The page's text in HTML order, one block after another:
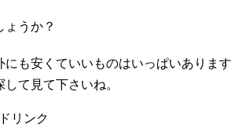
ょうか？
にも安くていいものはいっぱいあります
て見て下さいね。
リンク